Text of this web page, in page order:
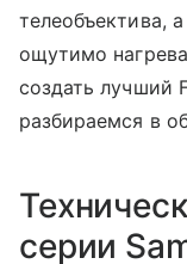
телеобъектива,
ощутимо
создать лучший
разбираемся в
серии